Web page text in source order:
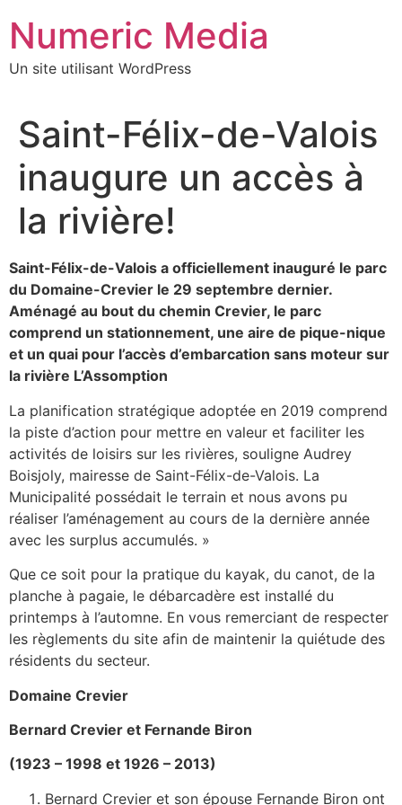
contenu
Numeric Media
Un site utilisant WordPress
Saint-Félix-de-Valois
inaugure un accès à
la rivière!
Saint-Félix-de-Valois a officiellement inauguré le parc
du Domaine-Crevier le 29 septembre dernier.
Aménagé au bout du chemin Crevier, le parc
comprend un stationnement, une aire de pique-nique
et un quai pour l’accès d’embarcation sans moteur sur
la rivière L’Assomption
La planification stratégique adoptée en 2019 comprend
la piste d’action pour mettre en valeur et faciliter les
activités de loisirs sur les rivières, souligne Audrey
Boisjoly, mairesse de Saint-Félix-de-Valois. La
Municipalité possédait le terrain et nous avons pu
réaliser l’aménagement au cours de la dernière année
avec les surplus accumulés. »
Que ce soit pour la pratique du kayak, du canot, de la
planche à pagaie, le débarcadère est installé du
printemps à l’automne. En vous remerciant de respecter
les règlements du site afin de maintenir la quiétude des
résidents du secteur.
Domaine Crevier
Bernard Crevier et Fernande Biron
(1923 – 1998 et 1926 – 2013)
Bernard Crevier et son épouse Fernande Biron ont